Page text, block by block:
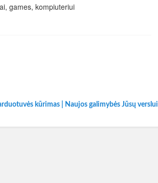
games, kompiuteriui
kūrimas | Naujos galimybės Jūsų verslui